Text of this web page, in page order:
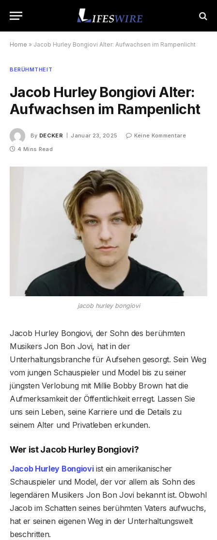
Home » Jacob Hurley Bongiovi Alter: Aufwachsen im Rampenlicht
BERÜHMTHEIT
Jacob Hurley Bongiovi Alter:
Aufwachsen im Rampenlicht
By DECKER Januar 23, 2025
Keine Kommentare
4 Mins Read
jacob hurley bongiovi
Jacob Hurley Bongiovi, der Sohn des berühmten
Musikers Jon Bon Jovi, hat in der
Unterhaltungsbranche für Aufsehen gesorgt. Sein Weg
vom jungen Schauspieler und Model bis zu seiner
jüngsten Verlobung mit Millie Bobby Brown hat die
Aufmerksamkeit der Öffentlichkeit erregt. Lassen Sie
uns sein Leben, seine Karriere und die Details zu
seinem Alter und Privatleben erkunden.
Wer ist Jacob Hurley Bongiovi?
Jacob Hurley Bongioviist ein amerikanischer
Schauspieler und Model, der vor allem als Sohn des
legendären Musikers Jon Bon Jovi bekannt ist. Obwohl
Jacob im Schatten seines berühmten Vaters aufwuchs,
hat er seinen eigenen Weg in der Unterhaltungswelt
beschritten.